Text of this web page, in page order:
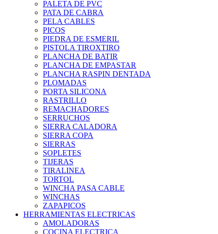
PALETA DE PVC
PATA DE CABRA
PELA CABLES
PICOS
PIEDRA DE ESMERIL
PISTOLA TIROXTIRO
PLANCHA DE BATIR
PLANCHA DE EMPASTAR
PLANCHA RASPIN DENTADA
PLOMADAS
PORTA SILICONA
RASTRILLO
REMACHADORES
SERRUCHOS
SIERRA CALADORA
SIERRA COPA
SIERRAS
SOPLETES
TIJERAS
TIRALINEA
TORTOL
WINCHA PASA CABLE
WINCHAS
ZAPAPICOS
HERRAMIENTAS ELECTRICAS
AMOLADORAS
COCINA ELECTRICA